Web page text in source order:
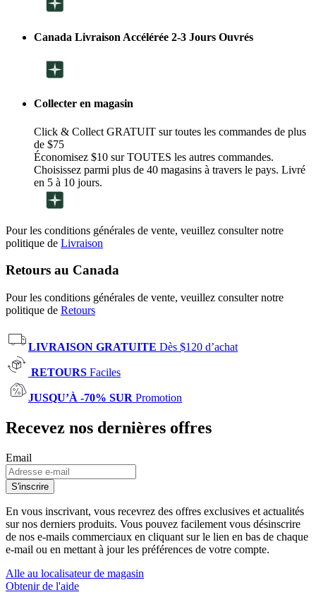
Canada Livraison Accélérée 2-3 Jours Ouvrés
Collecter en magasin
Click & Collect GRATUIT sur toutes les commandes de plus
de $75
Économisez $10 sur TOUTES les autres commandes.
Choisissez parmi plus de 40 magasins à travers le pays. Livré
en 5 à 10 jours.
Pour les conditions générales de vente, veuillez consulter notre
politique de Livraison
Retours au Canada
Pour les conditions générales de vente, veuillez consulter notre
politique de Retours
LIVRAISON GRATUITE Dès $120 d’achat
RETOURS Faciles
JUSQU’À -70% SUR Promotion
Recevez nos dernières offres
Email
S'inscrire
En vous inscrivant, vous recevrez des offres exclusives et actualités
sur nos derniers produits. Vous pouvez facilement vous désinscrire
de nos e-mails commerciaux en cliquant sur le lien en bas de chaque
e-mail ou en mettant à jour les préférences de votre compte.
Alle au localisateur de magasin
Obtenir de l'aide